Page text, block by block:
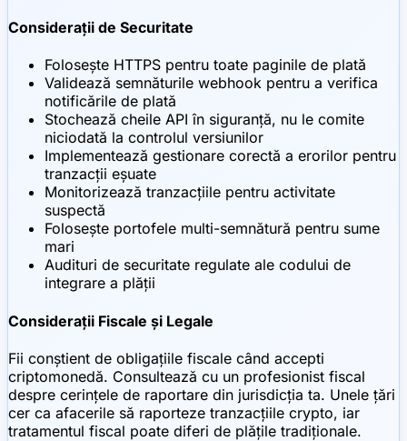
Considerații de Securitate
Folosește HTTPS pentru toate paginile de plată
Validează semnăturile webhook pentru a verifica
notificările de plată
Stochează cheile API în siguranță, nu le comite
niciodată la controlul versiunilor
Implementează gestionare corectă a erorilor pentru
tranzacții eșuate
Monitorizează tranzacțiile pentru activitate
suspectă
Folosește portofele multi-semnătură pentru sume
mari
Audituri de securitate regulate ale codului de
integrare a plății
Considerații Fiscale și Legale
Fii conștient de obligațiile fiscale când accepti
criptomonedă. Consultează cu un profesionist fiscal
despre cerințele de raportare din jurisdicția ta. Unele țări
cer ca afacerile să raporteze tranzacțiile crypto, iar
tratamentul fiscal poate diferi de plățile tradiționale.